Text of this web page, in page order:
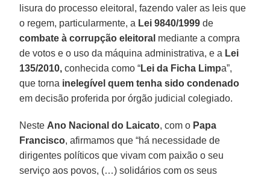
lisura do processo eleitoral, fazendo valer as leis que
o regem, particularmente, a Lei 9840/1999 de
combate à corrupção eleitoral mediante a compra
de votos e o uso da máquina administrativa, e a Lei
135/2010, conhecida como “Lei da Ficha Limpa”,
que torna inelegível quem tenha sido condenado
em decisão proferida por órgão judicial colegiado.
Neste Ano Nacional do Laicato, com o Papa
Francisco, afirmamos que “há necessidade de
dirigentes políticos que vivam com paixão o seu
serviço aos povos, (…) solidários com os seus